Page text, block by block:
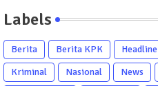
Labels
Berita Berita KPK Headline
Kriminal
Nasional News